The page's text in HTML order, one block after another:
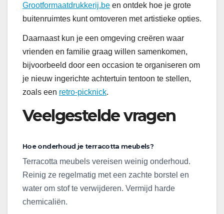
Grootformaatdrukkerij.be en ontdek hoe je grote
buitenruimtes kunt omtoveren met artistieke opties.
Daarnaast kun je een omgeving creëren waar
vrienden en familie graag willen samenkomen,
bijvoorbeeld door een occasion te organiseren om
je nieuw ingerichte achtertuin tentoon te stellen,
zoals een retro-picknick.
Veelgestelde vragen
Hoe onderhoud je terracotta meubels?
Terracotta meubels vereisen weinig onderhoud.
Reinig ze regelmatig met een zachte borstel en
water om stof te verwijderen. Vermijd harde
chemicaliën.